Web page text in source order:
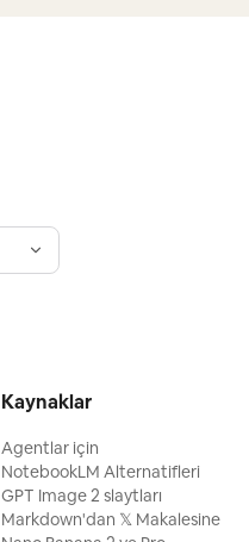
Kaynaklar
Agentlar için
NotebookLM Alternatifleri
GPT Image 2 slaytları
Markdown'dan 𝕏 Makalesine